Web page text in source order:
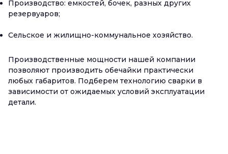
Производство: емкостей, бочек, разных других
резервуаров;
Сельское и жилищно-коммунальное хозяйство.
Производственные мощности нашей компании
позволяют производить обечайки практически
любых габаритов. Подберем технологию сварки в
зависимости от ожидаемых условий эксплуатации
детали.